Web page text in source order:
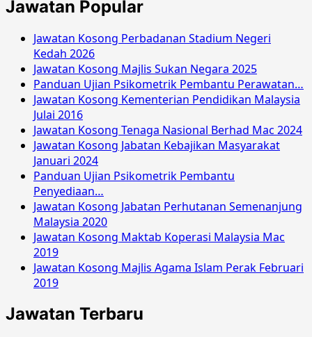
2017
Jawatan Popular
Jawatan Kosong Perbadanan Stadium Negeri
Kedah 2026
Jawatan Kosong Majlis Sukan Negara 2025
Panduan Ujian Psikometrik Pembantu Perawatan…
Jawatan Kosong Kementerian Pendidikan Malaysia
Julai 2016
Jawatan Kosong Tenaga Nasional Berhad Mac 2024
Jawatan Kosong Jabatan Kebajikan Masyarakat
Januari 2024
Panduan Ujian Psikometrik Pembantu
Penyediaan…
Jawatan Kosong Jabatan Perhutanan Semenanjung
Malaysia 2020
Jawatan Kosong Maktab Koperasi Malaysia Mac
2019
Jawatan Kosong Majlis Agama Islam Perak Februari
2019
Jawatan Terbaru